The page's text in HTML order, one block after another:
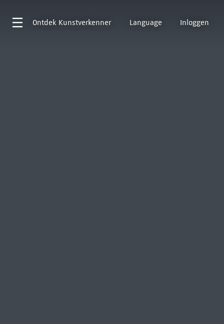
Ontdek Kunstverkenner Language Inloggen